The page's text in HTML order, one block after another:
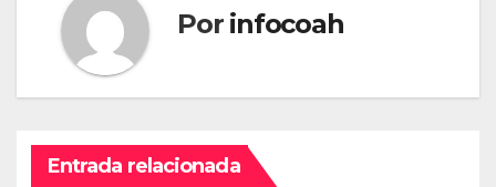
Por infocoah
Entrada relacionada